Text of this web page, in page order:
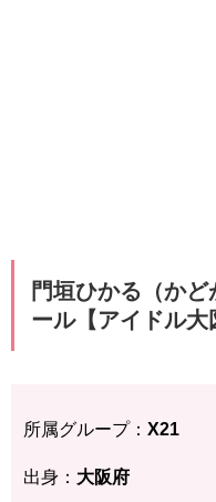
門垣ひかる（か
ール【アイドル大
所属グループ： X21
出身： 大阪府